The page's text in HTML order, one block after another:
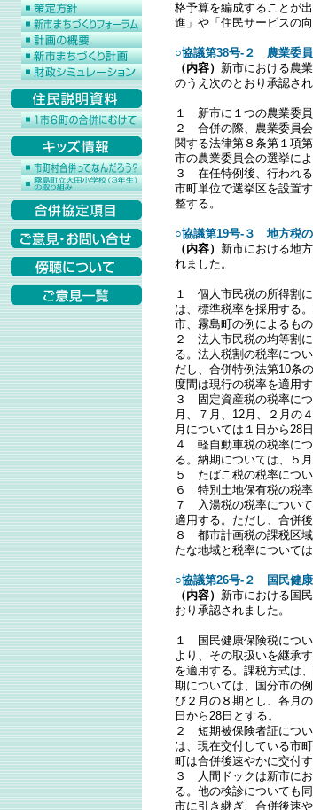
格予算を編成することが
進」や「住民サービスの
○協議第38号-２ 農業委
（内容） 新市における農
のうえ次のとおり承認され
１ 新市に１つの農業委員
２ 合併の際、農業委員
関する法律第８条第１項
市の農業委員会の選挙に
３ 在任特例後、行われ
市町単位で選挙区を設置
整する。
○協議第19号-３ 地方税
（内容） 新市における地
れました。
１ 個人市民税の所得割
は、標準税率を採用する
市、霧島町の例によるも
２ 法人市民税の均等割
る。法人税割の税率につ
だし、合併特例法第10条
度間は現行の税率を適用す
３ 固定資産税の税率に
月、７月、12月、２月の
月については１日から28
４ 軽自動車税の税率に
る。納期については、５
５ たばこ税の税率につい
６ 特別土地保有税の税率
７ 入湯税の税率につい
適用する。ただし、合併
８ 都市計画税の課税区
たな地域と税率について
○協議第26号-２ 国民健
（内容） 新市における国
おり承認されました。
１ 国民健康保険税につ
より、その取扱いを継承
を適用する。課税方式は
期については、国分市の
び２月の８期とし、各月
日から28日とする。
２ 短期被保険者証につ
は、現在交付している市
町は合併後速やかに交付す
３ 人間ドックは新市に
る。他の検診についても
市に引き継ぎ、合併後速や